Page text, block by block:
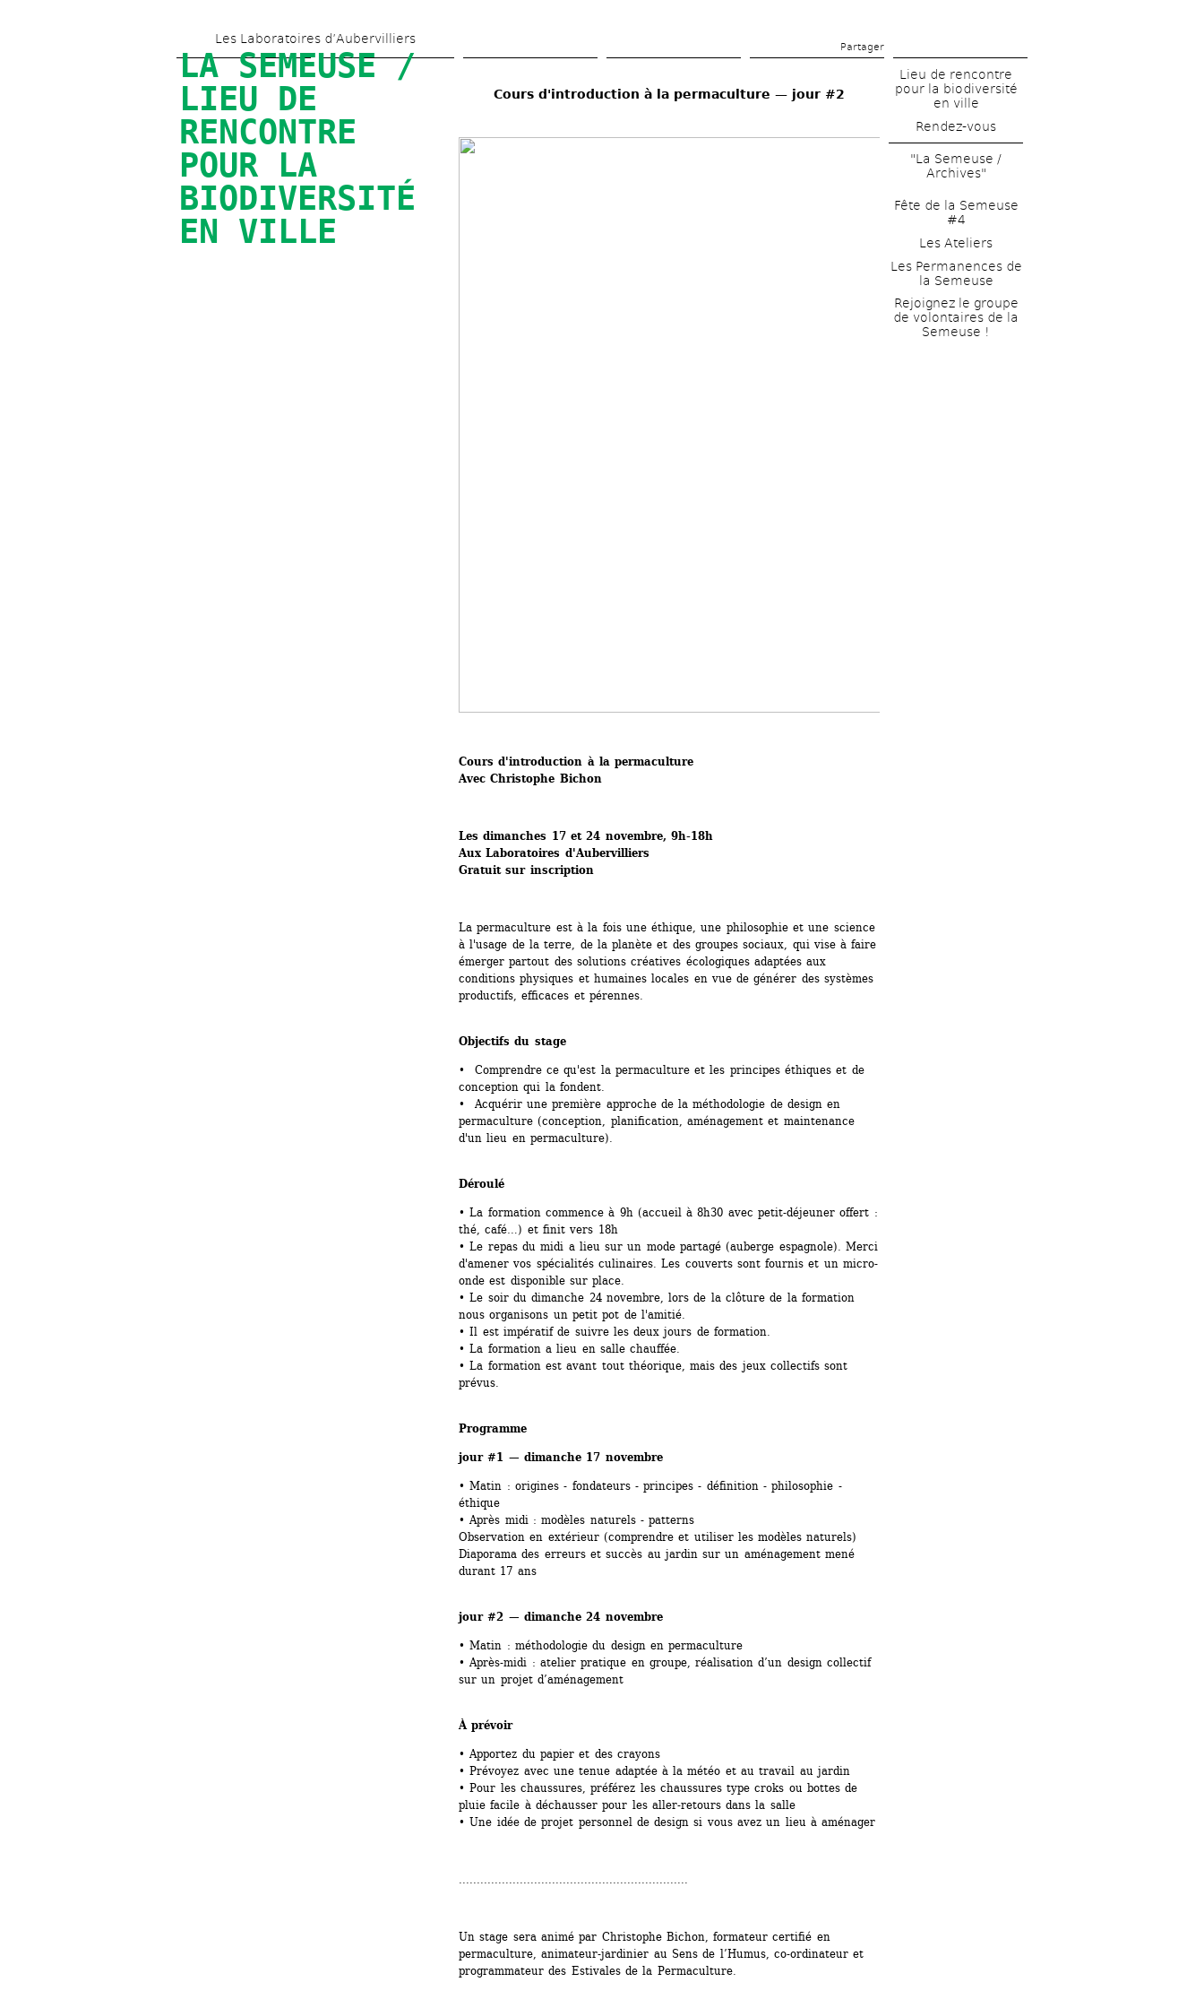
contenu
Les Laboratoires d’Aubervilliers
Partager
LA SEMEUSE /
LIEU DE
RENCONTRE
POUR LA
BIODIVERSITÉ
EN VILLE
Cours d'introduction à la permaculture — jour #2
Cours d'introduction à la permaculture
Avec Christophe Bichon
Les dimanches 17 et 24 novembre, 9h-18h
Aux Laboratoires d'Aubervilliers
Gratuit sur inscription
La permaculture est à la fois une éthique, une philosophie et une science
à l'usage de la terre, de la planète et des groupes sociaux, qui vise à faire
émerger partout des solutions créatives écologiques adaptées aux
conditions physiques et humaines locales en vue de générer des systèmes
productifs, efficaces et pérennes.
Objectifs du stage
• Comprendre ce qu'est la permaculture et les principes éthiques et de
conception qui la fondent.
• Acquérir une première approche de la méthodologie de design en
permaculture (conception, planification, aménagement et maintenance
d'un lieu en permaculture).
Déroulé
• La formation commence à 9h (accueil à 8h30 avec petit-déjeuner offert :
thé, café…) et finit vers 18h
• Le repas du midi a lieu sur un mode partagé (auberge espagnole). Merci
d'amener vos spécialités culinaires. Les couverts sont fournis et un micro-
onde est disponible sur place.
• Le soir du dimanche 24 novembre, lors de la clôture de la formation
nous organisons un petit pot de l'amitié.
• Il est impératif de suivre les deux jours de formation.
• La formation a lieu en salle chauffée.
• La formation est avant tout théorique, mais des jeux collectifs sont
prévus.
Programme
jour #1 — dimanche 17 novembre
• Matin : origines - fondateurs - principes - définition - philosophie -
éthique
• Après midi : modèles naturels - patterns
Observation en extérieur (comprendre et utiliser les modèles naturels)
Diaporama des erreurs et succès au jardin sur un aménagement mené
durant 17 ans
jour #2 — dimanche 24 novembre
• Matin : méthodologie du design en permaculture
• Après-midi : atelier pratique en groupe, réalisation d’un design collectif
sur un projet d’aménagement
À prévoir
• Apportez du papier et des crayons
• Prévoyez avec une tenue adaptée à la météo et au travail au jardin
• Pour les chaussures, préférez les chaussures type croks ou bottes de
pluie facile à déchausser pour les aller-retours dans la salle
• Une idée de projet personnel de design si vous avez un lieu à aménager
................................................................
Un stage sera animé par Christophe Bichon, formateur certifié en
permaculture, animateur-jardinier au Sens de l’Humus, co-ordinateur et
programmateur des Estivales de la Permaculture.
Lieu de rencontre
pour la biodiversité
en ville
Rendez-vous
"La Semeuse /
Archives"
Fête de la Semeuse
#4
Les Ateliers
Les Permanences de
la Semeuse
Rejoignez le groupe
de volontaires de la
Semeuse !